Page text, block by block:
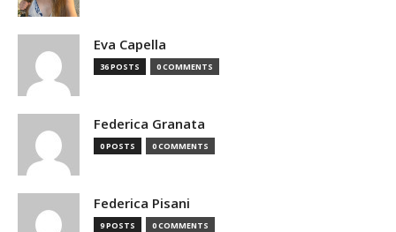
Eva Capella
36 POSTS 0 COMMENTS
Federica Granata
0 POSTS 0 COMMENTS
Federica Pisani
9 POSTS 0 COMMENTS